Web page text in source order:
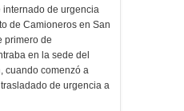
de urgencia
de Camioneros en San
primero de
en la sede del
cuando comenzó a
de urgencia a